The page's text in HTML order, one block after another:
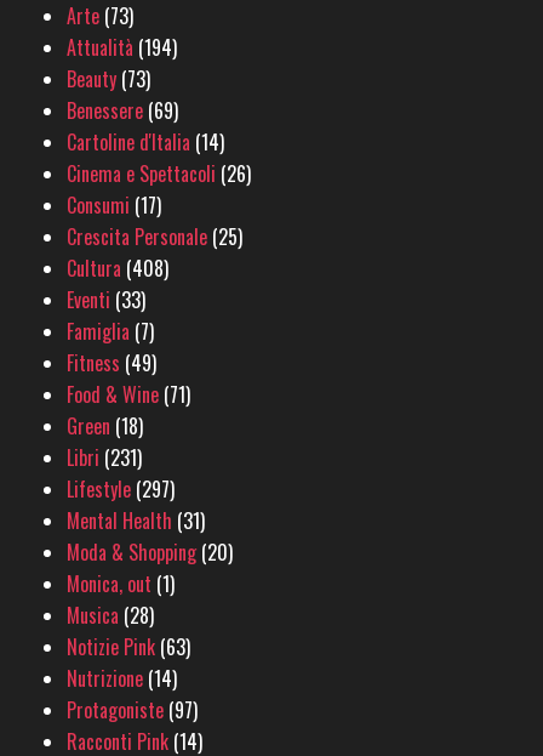
Arte (73)
Attualità (194)
Beauty (73)
Benessere (69)
Cartoline d'Italia (14)
Cinema e Spettacoli (26)
Consumi (17)
Crescita Personale (25)
Cultura (408)
Eventi (33)
Famiglia (7)
Fitness (49)
Food & Wine (71)
Green (18)
Libri (231)
Lifestyle (297)
Mental Health (31)
Moda & Shopping(20)
Monica, out (1)
Musica (28)
Notizie Pink (63)
Nutrizione (14)
Protagoniste (97)
Racconti Pink (14)